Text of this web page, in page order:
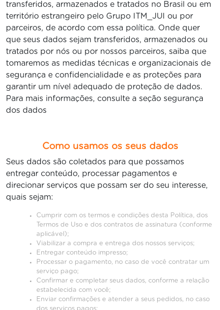
transferidos, armazenados e tratados no Brasil ou em
território estrangeiro pelo Grupo ITM_JUI ou por
parceiros, de acordo com essa política. Onde quer
que seus dados sejam transferidos, armazenados ou
tratados por nós ou por nossos parceiros, saiba que
tomaremos as medidas técnicas e organizacionais de
segurança e confidencialidade e as proteções para
garantir um nível adequado de proteção de dados.
Para mais informações, consulte a seção segurança
dos dados
Como usamos os seus dados
Seus dados são coletados para que possamos
entregar conteúdo, processar pagamentos e
direcionar serviços que possam ser do seu interesse,
quais sejam:
Cumprir com os termos e condições desta Política, dos
Termos de Uso e dos contratos de assinatura (conforme
aplicável);
Viabilizar a compra e entrega dos nossos serviços;
Entregar conteúdo impresso;
Processar o pagamento, no caso de você contratar um
serviço pago;
Confirmar e completar seus dados, conforme a relação
estabelecida com você;
Enviar confirmações e atender a seus pedidos, no caso